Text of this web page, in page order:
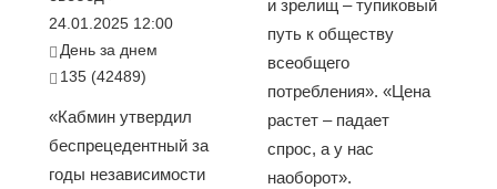
24.01.2025 12:00
День за днем
135 (42489)
«Кабмин утвердил
беспрецедентный за
годы независимости
и зрелищ – тупиковый
путь к обществу
всеобщего
потребления». «Цена
растет – падает
спрос, а у нас
наоборот».